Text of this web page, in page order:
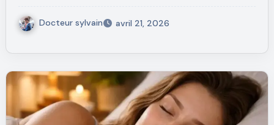
Docteur sylvain avril 21, 2026